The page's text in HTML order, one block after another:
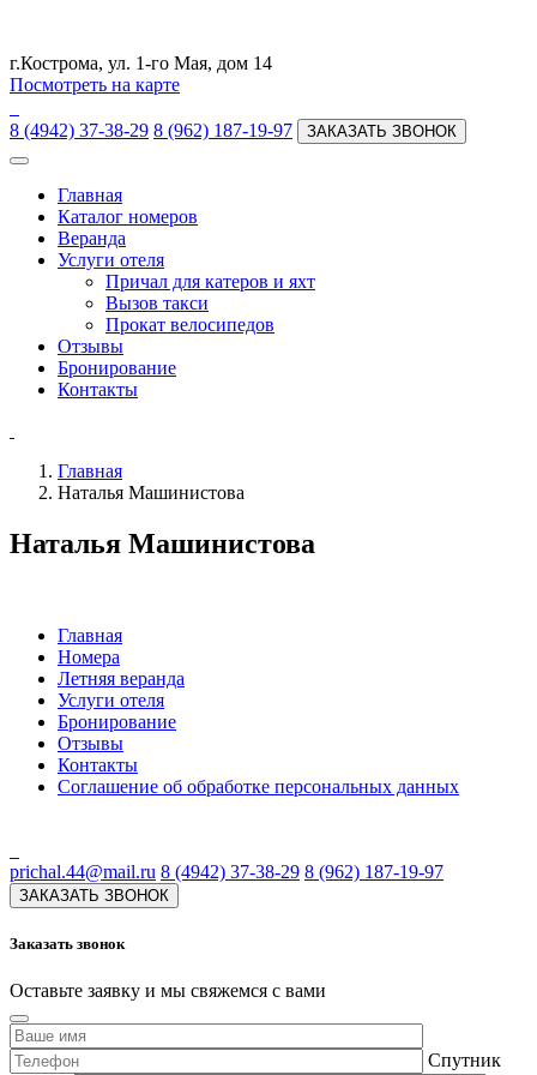
г.Кострома, ул. 1-го Мая, дом 14
Посмотреть на карте
8 (4942) 37-38-29 8 (962) 187-19-97 ЗАКАЗАТЬ ЗВОНОК
Главная
Каталог номеров
Веранда
Услуги отеля
Причал для катеров и яхт
Вызов такси
Прокат велосипедов
Отзывы
Бронирование
Контакты
Главная
Наталья Машинистова
Наталья Машинистова
Главная
Номера
Летняя веранда
Услуги отеля
Бронирование
Отзывы
Контакты
Соглашение об обработке персональных данных
prichal.44@mail.ru 8 (4942) 37-38-29 8 (962) 187-19-97
ЗАКАЗАТЬ ЗВОНОК
Заказать звонок
Оставьте заявку и мы свяжемся с вами
Спутник